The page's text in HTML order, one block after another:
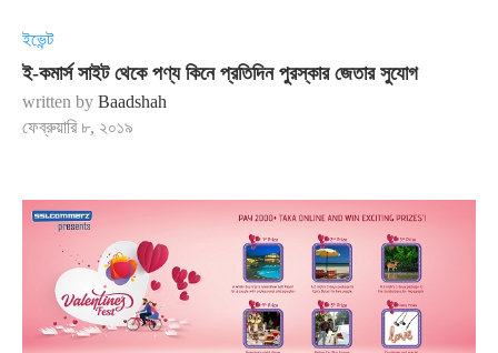
ইভেন্ট
ই-কমার্স সাইট থেকে পণ্য কিনে প্রতিদিন পুরস্কার জেতার সুযোগ
written by Baadshah
ফেব্রুয়ারি ৮, ২০১৯